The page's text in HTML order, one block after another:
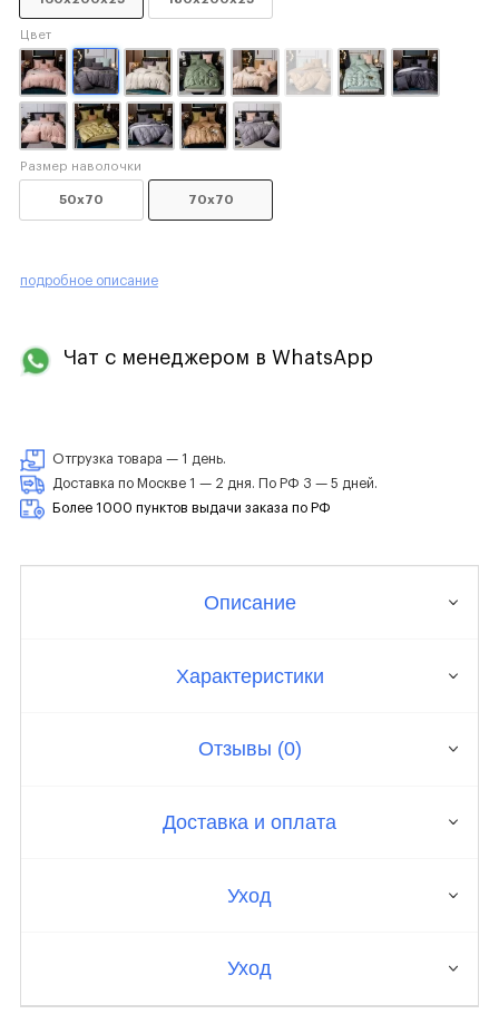
Цвет
Размер наволочки
50x70 70x70
подробное описание
Чат с менеджером в WhatsApp
Отгрузка товара — 1 день.
Доставка по Москве 1 — 2 дня. По РФ 3 — 5 дней.
Более 1000 пунктов выдачи заказа по РФ
Описание
Характеристики
Отзывы (0)
Доставка и оплата
Уход
Уход